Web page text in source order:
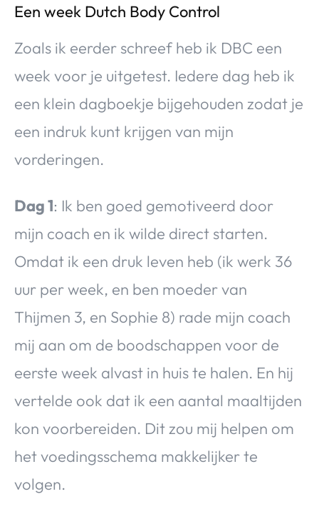
Een week Dutch Body Control
Zoals ik eerder schreef heb ik DBC een
week voor je uitgetest. Iedere dag heb ik
een klein dagboekje bijgehouden zodat je
een indruk kunt krijgen van mijn
vorderingen.
Dag 1: Ik ben goed gemotiveerd door
mijn coach en ik wilde direct starten.
Omdat ik een druk leven heb (ik werk 36
uur per week, en ben moeder van
Thijmen 3, en Sophie 8) rade mijn coach
mij aan om de boodschappen voor de
eerste week alvast in huis te halen. En hij
vertelde ook dat ik een aantal maaltijden
kon voorbereiden. Dit zou mij helpen om
het voedingsschema makkelijker te
volgen.